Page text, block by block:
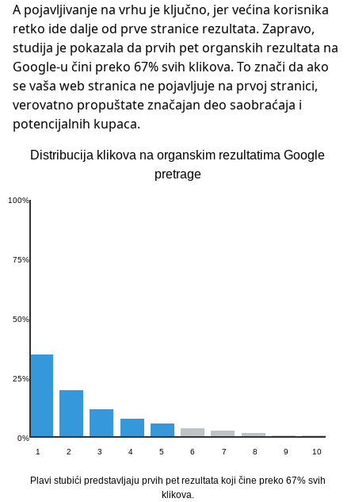
A pojavljivanje na vrhu je ključno, jer većina korisnika
retko ide dalje od prve stranice rezultata. Zapravo,
studija je pokazala da prvih pet organskih rezultata na
Google-u čini preko 67% svih klikova. To znači da ako
se vaša web stranica ne pojavljuje na prvoj stranici,
verovatno propuštate značajan deo saobraćaja i
potencijalnih kupaca.
Distribucija klikova na organskim rezultatima Google
pretrage
0%
25%
50%
75%
100%
1 2 3 4 5 6 7 8 9 10
Plavi stubići predstavljaju prvih pet rezultata koji čine preko 67% svih
klikova.